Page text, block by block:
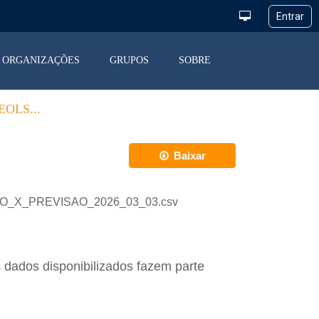
ORGANIZAÇÕES GRUPOS SOBRE
Baixar
disponibilizados fazem parte